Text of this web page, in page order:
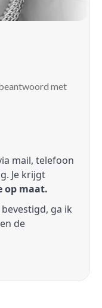
met
mail, telefoon
Je krijgt
op maat.
bevestigd, ga ik
de